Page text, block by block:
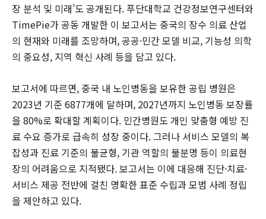
장 분석 및 미래’도 공개된다. 푸단대학교 건강정보연구센터와
TimePie가 공동 개발한 이 보고서는 중국의 장수 의료 산업
의 현재와 미래를 조망하며, 공공·민간 모델 비교, 기능성 의학
의 중요성, 지역 혁신 사례 등을 담고 있다.
보고서에 따르면, 중국 내 노인병동을 보유한 공립 병원은
2023년 기준 6877개에 달하며, 2027년까지 노인병동 보장률
을 80%로 확대할 계획이다. 민간병원도 개인 맞춤형 예방 진
료 수요 증가로 급속히 성장 중이다. 그러나 서비스 모델의 복
잡성과 진료 기준의 불균형, 기관 역할의 불분명 등이 의료현
장의 어려움으로 지적됐다. 보고서는 이에 대응해 진단·치료·
서비스 제공 전반에 걸친 명확한 표준 수립과 모범 사례 정립
을 제안하고 있다.